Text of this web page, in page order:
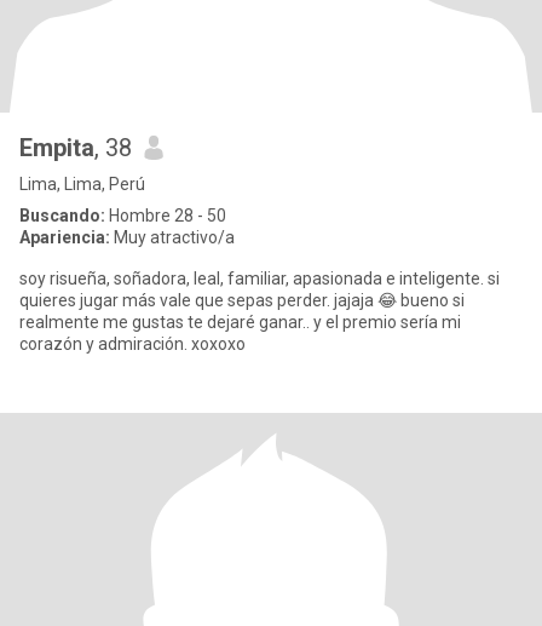
Empita, 38
Lima, Lima, Perú
Buscando: Hombre 28 - 50
Apariencia: Muy atractivo/a
soy risueña, soñadora, leal, familiar, apasionada e inteligente. si
quieres jugar más vale que sepas perder. jajaja 😂 bueno si
realmente me gustas te dejaré ganar.. y el premio sería mi
corazón y admiración. xoxoxo